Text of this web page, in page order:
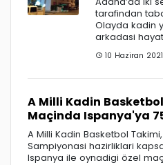
tarafindan
Olayda kadin
arkadasi
10 Haziran
A Milli Kadin
Maçinda Ispanya'ya
A Milli Kadin Basketbol Takimi,
Sampiyonasi hazirliklari
Ispanya ile oynadigi özel